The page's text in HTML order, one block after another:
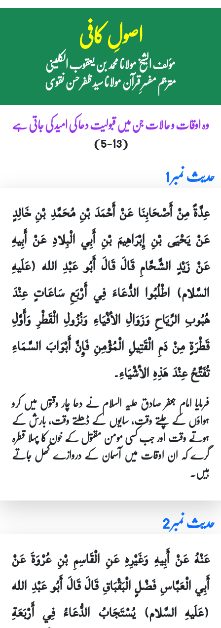
اصولِ کافی
مؤلف الشیخ مولانا محمد بن یعقوب الکلینی
مترجم مفسرِ قرآن مولانا سید ظفر حسن نقوی
وہ اوقات و حالات جن میں قبولیت دعا کی امید کی جاتی ہے
(5-13)
حدیث نمبر 1
عِدَّةٌ مِنْ أَصْحَابِنَا عَنْ أَحْمَدَ بْنِ مُحَمَّدِ بْنِ خَالِدٍ
عَنْ يَحْيَى بْنِ إِبْرَاهِيمَ بْنِ أَبِي الْبِلادِ عَنْ أَبِيهِ
عَنْ زَيْدٍ الشَّحَّامِ قَالَ قَالَ أَبُو عَبْدِ الله (عَلَيهِ
السَّلام) اطْلُبُوا الدُّعَاءَ فِي أَرْبَعِ سَاعَاتٍ عِنْدَ
هُبُوبِ الرِّيَاحِ وَزَوَالِ الأفْيَاءِ وَنُزُولِ الْقَطْرِ وَأَوَّلِ
قَطْرَةٍ مِنْ دَمِ الْقَتِيلِ الْمُؤْمِنِ فَإِنَّ أَبْوَابَ السَّمَاءِ
تُفَتَّحُ عِنْدَ هَذِهِ الأشْيَاءِ۔
فرمایا امام جعفر صادق علیہ السلام نے دعا چار وقتوں میں کرو
ہواؤں کے چلتے وقت، سایوں کے ڈھلتے وقت، بارش کے
ہوتے وقت اور جب کسی مومن مقتول کے خون کا پہلا قطرہ
گرے کہ ان اوقات میں آسمان کے دروازے کھل جاتے
ہیں۔
حدیث نمبر 2
عَنْهُ عَنْ أَبِيهِ وَغَيْرِهِ عَنِ الْقَاسِمِ بْنِ عُرْوَةَ عَنْ
أَبِي الْعَبَّاسِ فَضْلٍ الْبَقْبَاقِ قَالَ قَالَ أَبُو عَبْدِ الله
(عَلَيهِ السَّلام) يُسْتَجَابُ الدُّعَاءُ فِي أَرْبَعَةِ